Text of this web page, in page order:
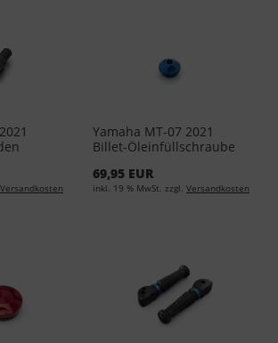
Versandkosten
Yamaha MT-07 2021
Billet-Öleinfüllschraube
69,95 EUR
inkl. 19 % MwSt. zzgl. Versandkosten